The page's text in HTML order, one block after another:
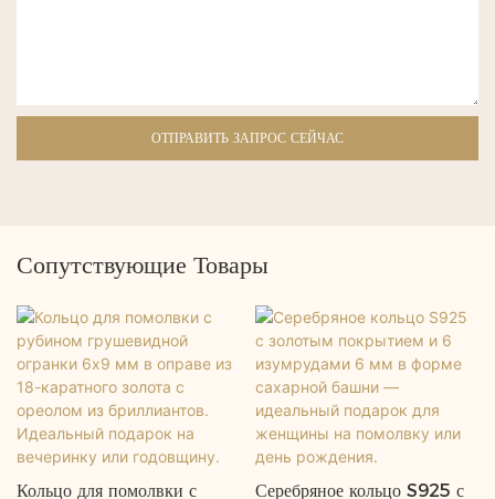
ОТПРАВИТЬ ЗАПРОС СЕЙЧАС
Сопутствующие Товары
Кольцо для помолвки с Серебряное кольцо S925 с